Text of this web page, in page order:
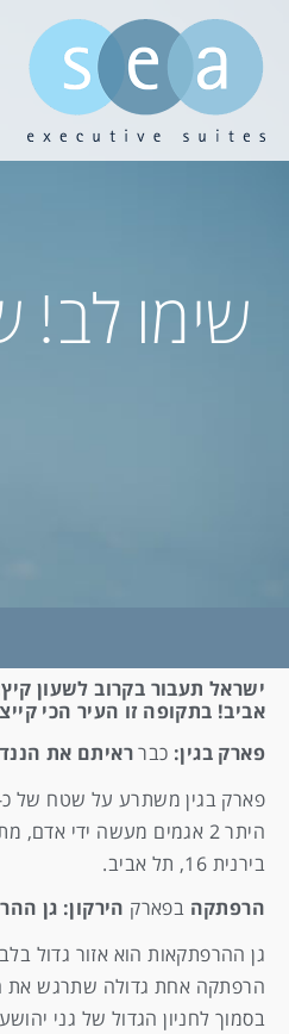
שימו לב!
ישראל תעבור בקרוב לשעון
אביב! בתקופה זו העיר הכי
פארק בגין: כברראיתם את
היתר 2 אגמים מעשה ידי
בירנית 16, תל אביב.
הרפתקה בפארק הירקון: גן
גן ההרפתקאות הוא אזור גדול
הרפתקה אחת גדולה שתרגש את
בסמוך לחניון הגדול של גני